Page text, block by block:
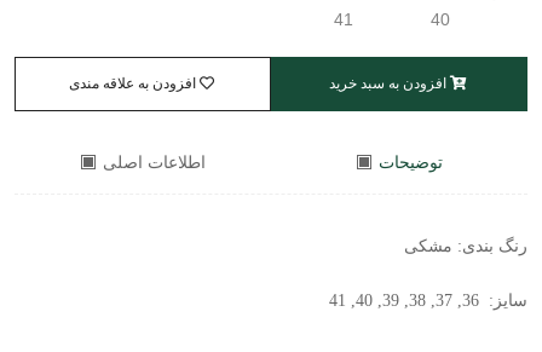
40
41
افزودن به سبد خرید افزودن به علاقه مندی
توضیحات اطلاعات اصلی
رنگ بندی: مشکی
سایز: 36, 37, 38, 39, 40, 41